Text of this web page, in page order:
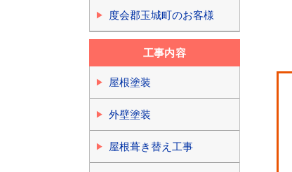
度会郡玉城町のお客様
工事内容
屋根塗装
外壁塗装
屋根葺き替え工事